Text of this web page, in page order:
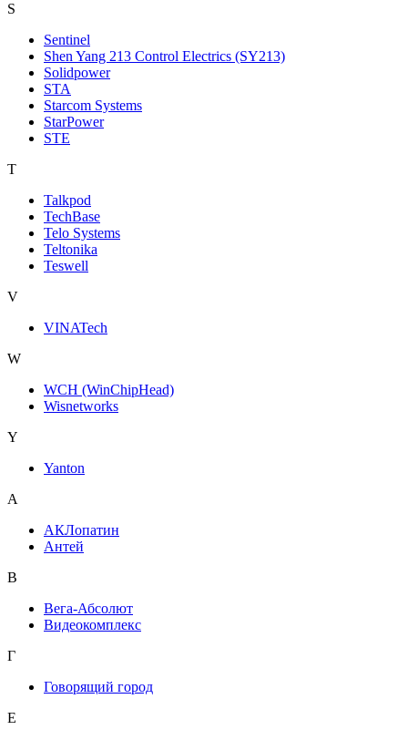
S
Sentinel
Shen Yang 213 Control Electrics (SY213)
Solidpower
STA
Starcom Systems
StarPower
STE
T
Talkpod
TechBase
Telo Systems
Teltonika
Teswell
V
VINATech
W
WCH (WinChipHead)
Wisnetworks
Y
Yanton
А
АКЛопатин
Антей
В
Вега-Абсолют
Видеокомплекс
Г
Говорящий город
Е